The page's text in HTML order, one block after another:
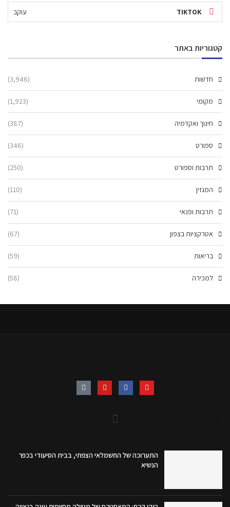
TIKTOK עוקב
קטגוריות באתר
חדשות (3,946)
מקומי (1,923)
חינוך ואקדמיה (387)
ספורט (346)
תרבות וספורט (250)
המגזין (110)
תרבות ופנאי (71)
אטרקציות בצפון (67)
בריאות (59)
למכירה (58)
התערוכה של החשמלאי הצפתי, בבית הסיעודי בכפר
הנשיא